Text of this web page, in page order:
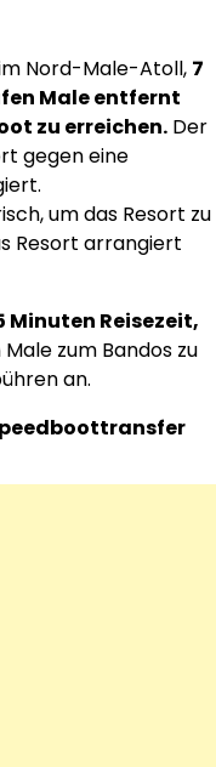
Nord-Male-Atoll, 7
Male entfernt
zu erreichen. Der
gegen eine
um das Resort zu
Resort arrangiert
Minuten Reisezeit,
zum Bandos zu
an.